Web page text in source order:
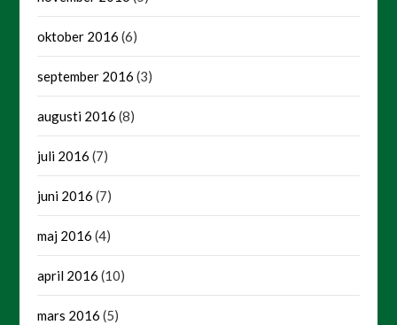
oktober 2016 (6)
september 2016 (3)
augusti 2016 (8)
juli 2016 (7)
juni 2016 (7)
maj 2016 (4)
april 2016 (10)
mars 2016 (5)